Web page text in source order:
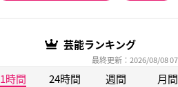
芸能ランキング
最終更新：2026/08/08
1時間 24時間 週間 月間